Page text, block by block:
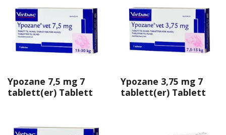
Ypozane 7,5 mg 7
tablett(er) Tablett
Ypozane 3,75 mg 7
tablett(er) Tablett